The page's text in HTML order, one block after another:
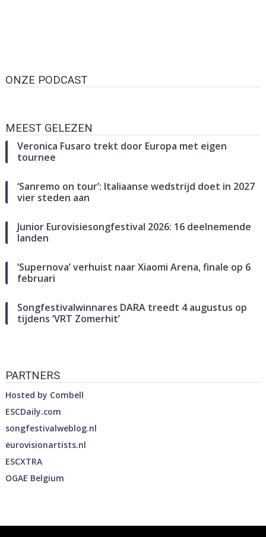
ONZE PODCAST
MEEST GELEZEN
Veronica Fusaro trekt door Europa met eigen
tournee
‘Sanremo on tour’: Italiaanse wedstrijd doet in 2027
vier steden aan
Junior Eurovisiesongfestival 2026: 16 deelnemende
landen
‘Supernova’ verhuist naar Xiaomi Arena, finale op 6
februari
Songfestivalwinnares DARA treedt 4 augustus op
tijdens ‘VRT Zomerhit’
PARTNERS
Hosted by Combell
ESCDaily.com
songfestivalweblog.nl
eurovisionartists.nl
ESCXTRA
OGAE Belgium